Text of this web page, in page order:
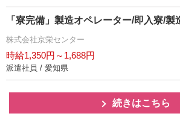
「寮完備」製造オペレーター/即入寮/
株式会社京栄センター
時給1,350円～1,688円
派遣社員 / 愛知県
続きはこちら